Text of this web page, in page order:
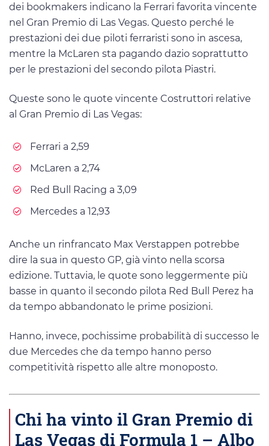
dei bookmakers indicano la Ferrari favorita vincente
nel Gran Premio di Las Vegas. Questo perché le
prestazioni dei due piloti ferraristi sono in ascesa,
mentre la McLaren sta pagando dazio soprattutto
per le prestazioni del secondo pilota Piastri.
Queste sono le quote vincente Costruttori relative
al Gran Premio di Las Vegas:
Ferrari a 2,59
McLaren a 2,74
Red Bull Racing a 3,09
Mercedes a 12,93
Anche un rinfrancato Max Verstappen potrebbe
dire la sua in questo GP, già vinto nella scorsa
edizione. Tuttavia, le quote sono leggermente più
basse in quanto il secondo pilota Red Bull Perez ha
da tempo abbandonato le prime posizioni.
Hanno, invece, pochissime probabilità di successo le
due Mercedes che da tempo hanno perso
competitività rispetto alle altre monoposto.
Chi ha vinto il Gran Premio di
Las Vegas di Formula 1 – Albo